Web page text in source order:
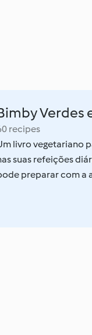
Verdes
recipes
livro vegetariano
suas refeições
preparar com a